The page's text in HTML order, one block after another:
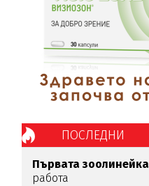
ПОСЛЕДНИ
Първата зоолинейка
работа